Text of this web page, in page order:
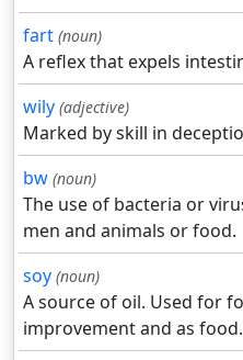
fart (noun)
A reflex that expels
wily (adjective)
Marked by skill in
bw (noun)
The use of bacteria or
men and animals or food.
soy (noun)
A source of oil. Used for
improvement and as food.